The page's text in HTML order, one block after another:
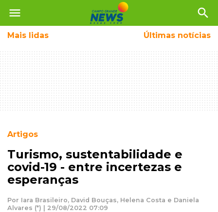
menu search
Mais lidas Últimas notícias
Artigos
Turismo, sustentabilidade e
covid-19 - entre incertezas e
esperanças
Por Iara Brasileiro, David Bouças, Helena Costa e Daniela
Alvares (*) | 29/08/2022 07:09